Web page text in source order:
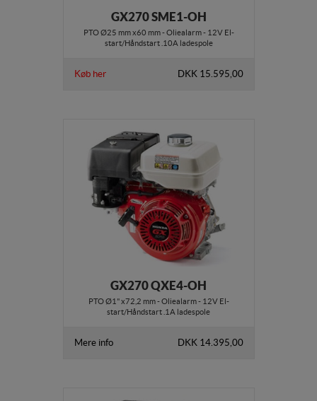
GX270 SME1-OH
PTO Ø25 mm x60 mm - Oliealarm - 12V El-
start/Håndstart .10A ladespole
Køb her DKK 15.595,00
GX270 QXE4-OH
PTO Ø1" x72,2 mm - Oliealarm - 12V El-
start/Håndstart .1A ladespole
Mere info DKK 14.395,00